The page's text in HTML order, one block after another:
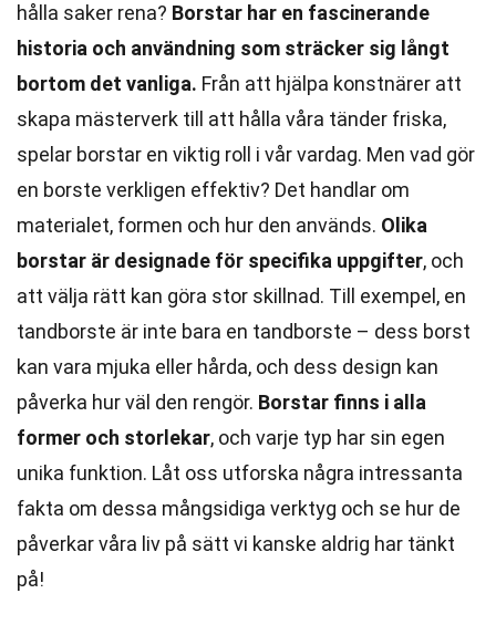
hålla saker rena? Borstar har en fascinerande
historia och användning som sträcker sig långt
bortom det vanliga. Från att hjälpa konstnärer att
skapa mästerverk till att hålla våra tänder friska,
spelar borstar en viktig roll i vår vardag. Men vad gör
en borste verkligen effektiv? Det handlar om
materialet, formen och hur den används. Olika
borstar är designade för specifika uppgifter, och
att välja rätt kan göra stor skillnad. Till exempel, en
tandborste är inte bara en tandborste – dess borst
kan vara mjuka eller hårda, och dess design kan
påverka hur väl den rengör. Borstar finns i alla
former och storlekar, och varje typ har sin egen
unika funktion. Låt oss utforska några intressanta
fakta om dessa mångsidiga verktyg och se hur de
påverkar våra liv på sätt vi kanske aldrig har tänkt
på!